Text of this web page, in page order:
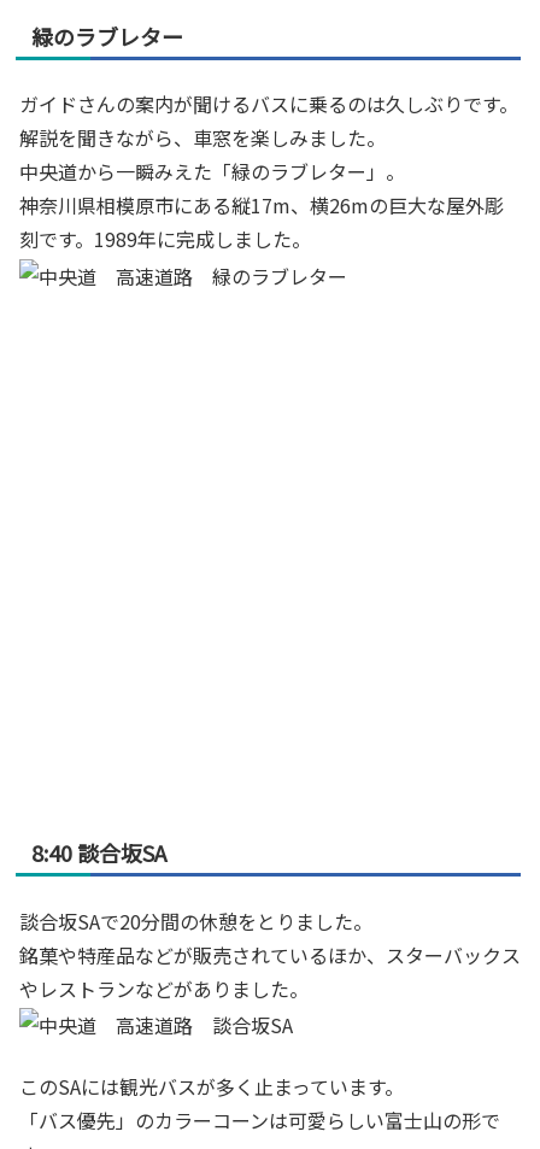
緑のラブレター
ガイドさんの案内が聞けるバスに乗るのは久しぶりです。
解説を聞きながら、車窓を楽しみました。
中央道から一瞬みえた「緑のラブレター」。
神奈川県相模原市にある縦17m、横26mの巨大な屋外彫
刻です。1989年に完成しました。
8:40 談合坂SA
談合坂SAで20分間の休憩をとりました。
銘菓や特産品などが販売されているほか、スターバックス
やレストランなどがありました。
このSAには観光バスが多く止まっています。
「バス優先」のカラーコーンは可愛らしい富士山の形で